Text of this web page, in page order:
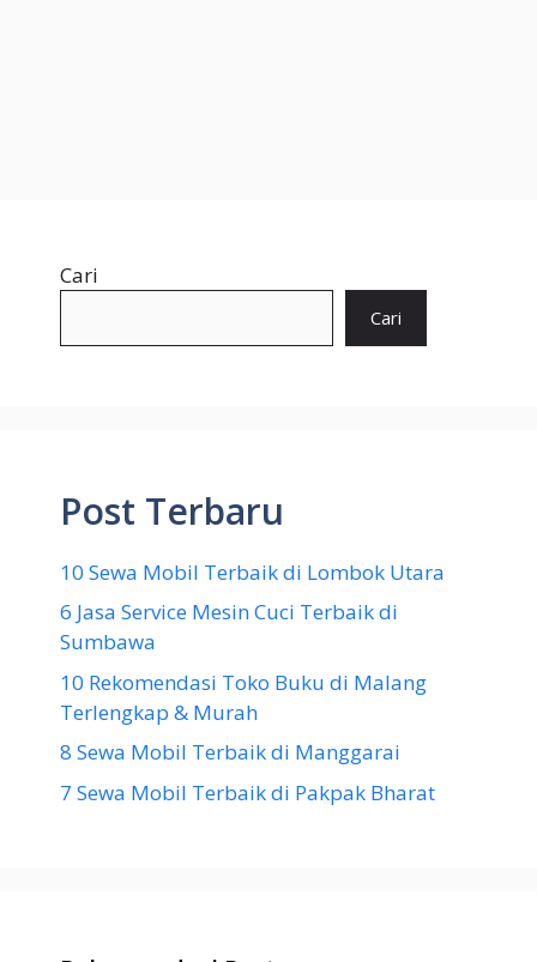
Cari
Cari
Post Terbaru
10 Sewa Mobil Terbaik di Lombok Utara
6 Jasa Service Mesin Cuci Terbaik di
Sumbawa
10 Rekomendasi Toko Buku di Malang
Terlengkap & Murah
8 Sewa Mobil Terbaik di Manggarai
7 Sewa Mobil Terbaik di Pakpak Bharat